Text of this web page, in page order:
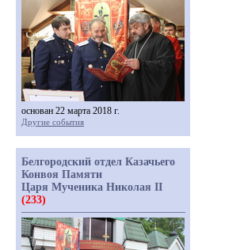
основан 22 марта 2018 г.
Другие события
Белгородский отдел Казачьего
Конвоя Памяти
Царя Мученика Николая II
(233)